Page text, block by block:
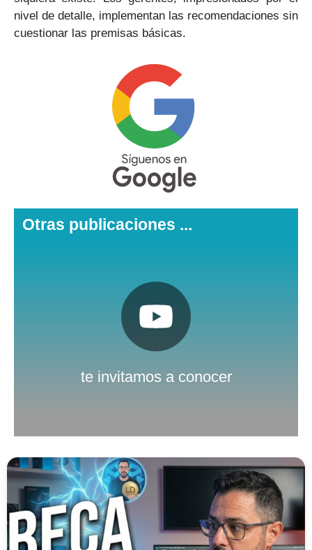
nivel de detalle, implementan las recomendaciones sin
cuestionar las premisas básicas.
Otras publicaciones ...
te invitamos a conocer
Pulsa aquí